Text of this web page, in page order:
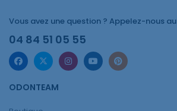
Vous avez une question ? Appelez-nous au
04 84 51 05 55
ODONTEAM